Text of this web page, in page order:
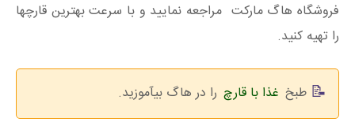
فروشگاه هاگ مارکت مراجعه نمایید و با سرعت بهترین قارچها
را تهیه کنید.
طبخ غذا با قارچ را در هاگ بیآموزید.